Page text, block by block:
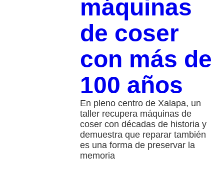
máquinas
de coser
con más de
100 años
En pleno centro de Xalapa, un
taller recupera máquinas de
coser con décadas de historia y
demuestra que reparar también
es una forma de preservar la
memoria